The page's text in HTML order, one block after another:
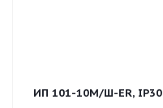
ИП 101-10М/Ш-ER, IP30